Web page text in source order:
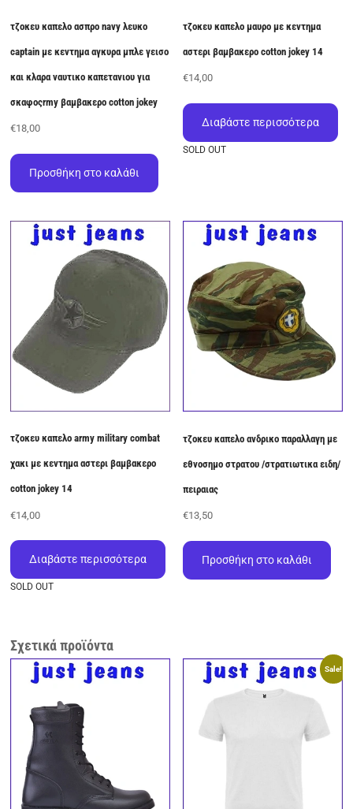
τζοκευ καπελο ασπρο navy λευκο
captain με κεντημα αγκυρα μπλε γεισο
και κλαρα ναυτικο καπετανιου για
σκαφοςrmy βαμβακερο cotton jokey
€18,00
Προσθήκη στο καλάθι
τζοκευ καπελο μαυρο με κεντημα
αστερι βαμβακερο cotton jokey 14
€14,00
Διαβάστε περισσότερα
SOLD OUT
τζοκευ καπελο army military combat
χακι με κεντημα αστερι βαμβακερο
cotton jokey 14
€14,00
Διαβάστε περισσότερα
SOLD OUT
τζοκευ καπελο ανδρικο παραλλαγη με
εθνοσημο στρατου /στρατιωτικα ειδη/
πειραιας
€13,50
Προσθήκη στο καλάθι
Σχετικά προϊόντα
Sale!